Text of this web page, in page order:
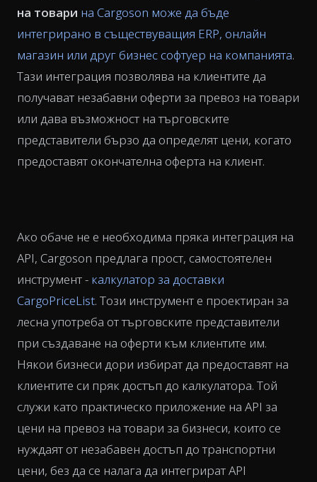
на товари на Cargoson може да бъде
интегрирано в съществуващия ERP, онлайн
магазин или друг бизнес софтуер на компанията.
Тази интеграция позволява на клиентите да
получават незабавни оферти за превоз на товари
или дава възможност на търговските
представители бързо да определят цени, когато
предоставят окончателна оферта на клиент.
Ако обаче не е необходима пряка интеграция на
API, Cargoson предлага прост, самостоятелен
инструмент - калкулатор за доставки
CargoPriceList. Този инструмент е проектиран за
лесна употреба от търговските представители
при създаване на оферти към клиентите им.
Някои бизнеси дори избират да предоставят на
клиентите си пряк достъп до калкулатора. Той
служи като практическо приложение на API за
цени на превоз на товари за бизнеси, които се
нуждаят от незабавен достъп до транспортни
цени, без да се налага да интегрират API